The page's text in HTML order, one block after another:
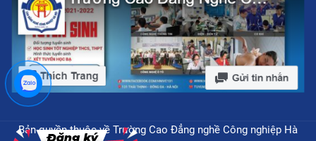
Bản quyền thuộc về Trường Cao Đẳng nghề Công nghiệp Hà